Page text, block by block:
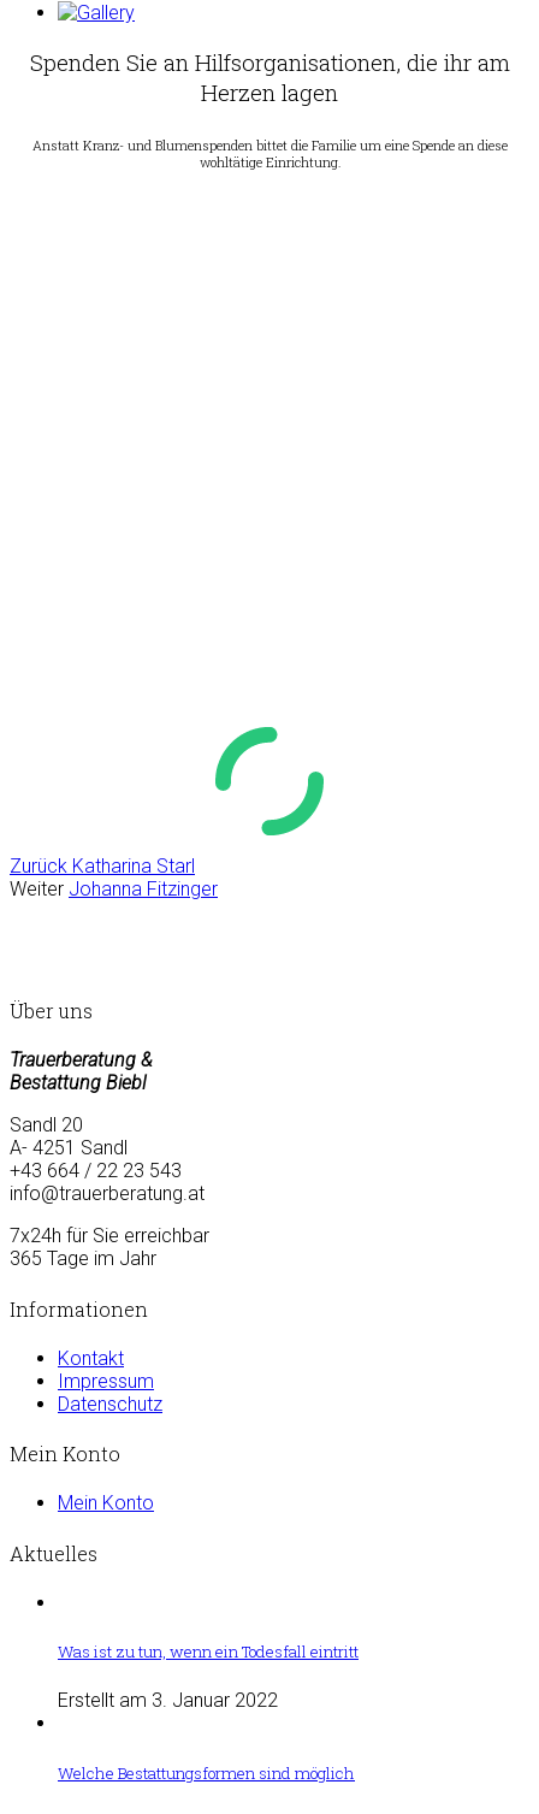
Spenden Sie an Hilfsorganisationen, die ihr am
Herzen lagen
Anstatt Kranz- und Blumenspenden bittet die Familie um eine Spende an diese
wohltätige Einrichtung.
Zurück Katharina Starl
Weiter Johanna Fitzinger
Über uns
Trauerberatung &
Bestattung Biebl
Sandl 20
A- 4251 Sandl
+43 664 / 22 23 543
info@trauerberatung.at
7x24h für Sie erreichbar
365 Tage im Jahr
Informationen
Kontakt
Impressum
Datenschutz
Mein Konto
Mein Konto
Aktuelles
Was ist zu tun, wenn ein Todesfall eintritt
Erstellt am 3. Januar 2022
Welche Bestattungsformen sind möglich